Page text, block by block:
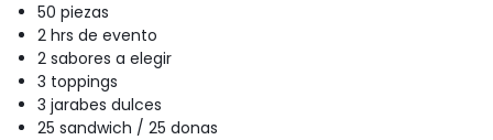
50 piezas
2 hrs de evento
2 sabores a elegir
3 toppings
3 jarabes dulces
25 sandwich / 25 donas